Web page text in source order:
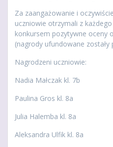
Za zaangażowanie i
uczniowie otrzymali z
konkursem pozytywne oceny
(nagrody ufundowane zostały
Nagrodzeni uczniowie:
Nadia Małczak kl. 7b
Paulina Gros kl. 8a
Julia Halemba kl. 8a
Aleksandra Ulfik kl. 8a